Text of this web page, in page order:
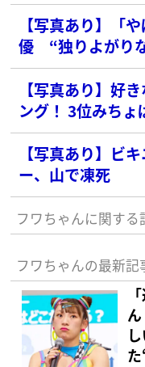
【写真あり】「
優 “独りよがり
ほどがある」と
【写真あり】好
ング！ 3位みち
の“好感度女王”
【写真あり】ビ
ー、山で凍死
フワちゃんに関する
フワちゃんの最新記